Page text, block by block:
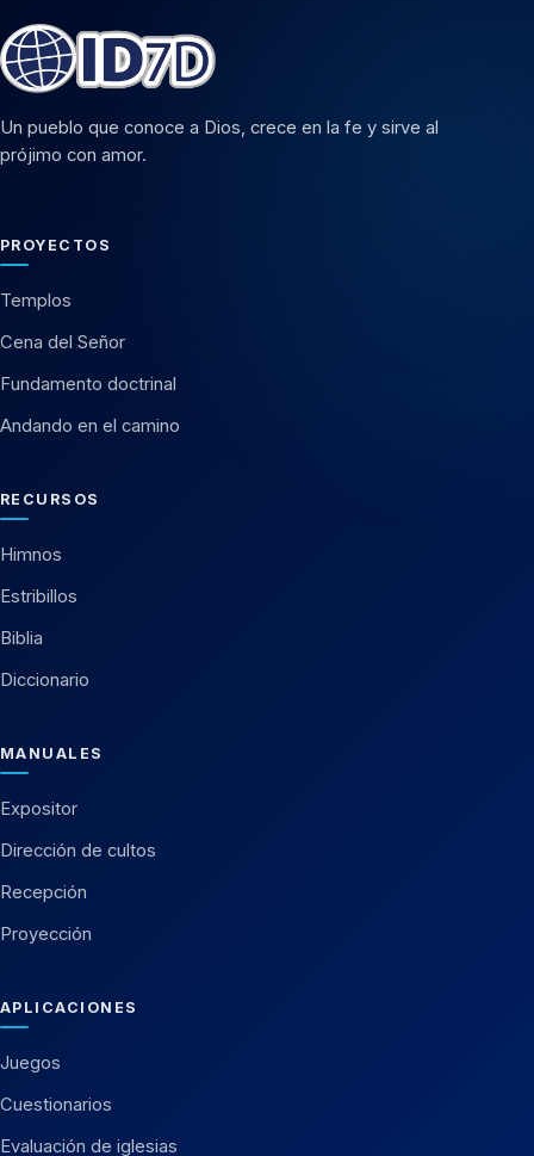
Un pueblo que conoce a Dios, crece en la fe y sirve al
prójimo con amor.
PROYECTOS
Templos
Cena del Señor
Fundamento doctrinal
Andando en el camino
RECURSOS
Himnos
Estribillos
Biblia
Diccionario
MANUALES
Expositor
Dirección de cultos
Recepción
Proyección
APLICACIONES
Juegos
Cuestionarios
Evaluación de iglesias